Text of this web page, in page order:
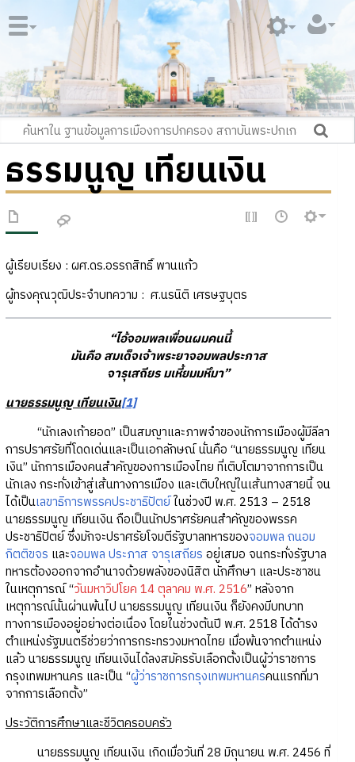
ธรรมนูญ เทียนเงิน
ผู้เรียบเรียง : ผศ.ดร.อรรถสิทธิ์ พานแก้ว
ผู้ทรงคุณวุฒิประจำบทความ : ศ.นรนิติ เศรษฐบุตร
“ไอ้จอมพลเพื่อนผมคนนี้
มันคือ สมเด็จเจ้าพระยาจอมพลประภาส
จารุเสถียร มเหี้ยมมหึมา”
นายธรรมนูญ เทียนเงิน[1]
“นักเลงเก้ายอด” เป็นสมญาและภาพจำของนักการเมืองผู้มีลีลา
การปราศรัยที่โดดเด่นและเป็นเอกลักษณ์ นั่นคือ “นายธรรมนูญ เทียน
เงิน” นักการเมืองคนสำคัญของการเมืองไทย ที่เติบโตมาจากการเป็น
นักเลง กระทั่งเข้าสู่เส้นทางการเมือง และเติบใหญ่ในเส้นทางสายนี้ จน
ได้เป็นเลขาธิการพรรคประชาธิปัตย์ในช่วงปี พ.ศ. 2513 – 2518
นายธรรมนูญ เทียนเงิน ถือเป็นนักปราศรัยคนสำคัญของพรรค
ประชาธิปัตย์ ซึ่งมักจะปราศรัยโจมตีรัฐบาลทหารของจอมพล ถนอม
กิตติขจร และจอมพล ประภาส จารุเสถียร อยู่เสมอ จนกระทั่งรัฐบาล
ทหารต้องออกจากอำนาจด้วยพลังของนิสิต นักศึกษา และประชาชน
ในเหตุการณ์ “วันมหาวิปโยค 14 ตุลาคม พ.ศ. 2516” หลังจาก
เหตุการณ์นั้นผ่านพ้นไป นายธรรมนูญ เทียนเงิน ก็ยังคงมีบทบาท
ทางการเมืองอยู่อย่างต่อเนื่อง โดยในช่วงต้นปี พ.ศ. 2518 ได้ดำรง
ตำแหน่งรัฐมนตรีช่วยว่าการกระทรวงมหาดไทย เมื่อพ้นจากตำแหน่ง
แล้ว นายธรรมนูญ เทียนเงินได้ลงสมัครรับเลือกตั้งเป็นผู้ว่าราชการ
กรุงเทพมหานคร และเป็น “ผู้ว่าราชการกรุงเทพมหานครคนแรกที่มา
จากการเลือกตั้ง”
ประวัติการศึกษาและชีวิตครอบครัว
นายธรรมนูญ เทียนเงิน เกิดเมื่อวันที่ 28 มิถุนายน พ.ศ. 2456 ที่